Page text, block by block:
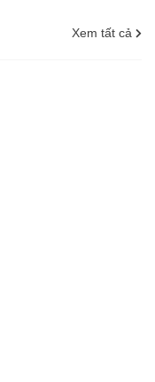
Xem tất cả